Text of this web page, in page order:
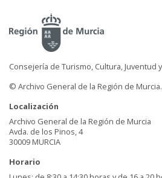
Consejería de Turismo, Cultura, Juventud
© Archivo General de la Región de Murcia.
Localización
Archivo General de la Región de Murcia
Avda. de los Pinos, 4
30009 MURCIA
Horario